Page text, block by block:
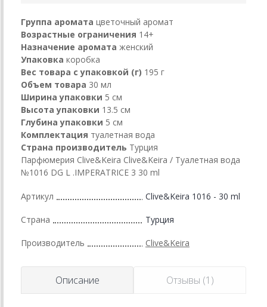
Группа аромата цветочный аромат
Возрастные ограничения 14+
Назначение аромата женский
Упаковка коробка
Вес товара с упаковкой (г) 195 г
Объем товара 30 мл
Ширина упаковки 5 см
Высота упаковки 13.5 см
Глубина упаковки 5 см
Комплектация туалетная вода
Страна производитель Турция
Парфюмерия Clive&Keira Clive&Keira / Туалетная вода
№1016 DG L .IMPERATRICE 3 30 ml
Артикул Clive&Keira 1016 - 30 ml
Страна Турция
Производитель Clive&Keira
Описание Отзывы (1)